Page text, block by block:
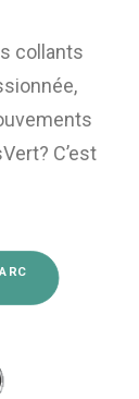
collants
C’est